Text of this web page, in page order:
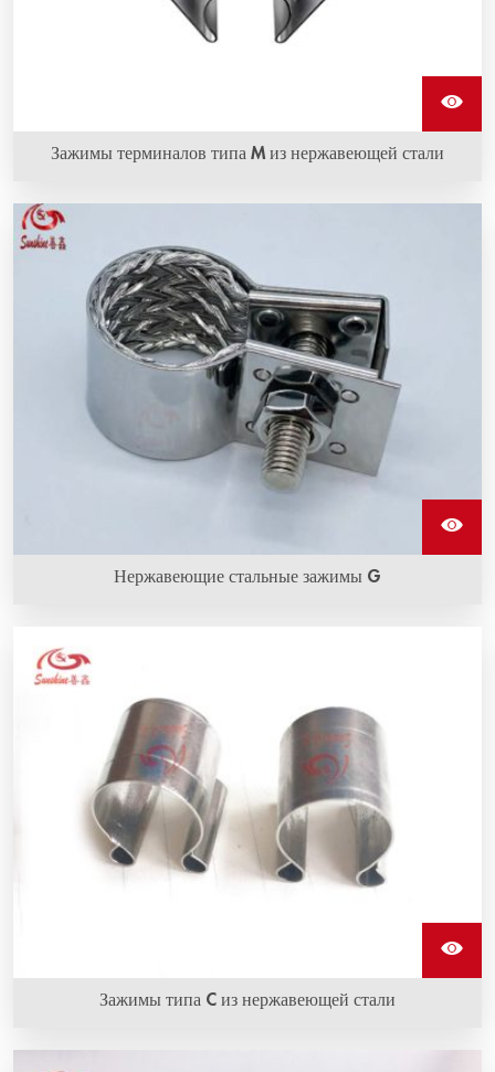
Зажимы терминалов типа M из нержавеющей стали
Зажимы терминалов типа M из нержавеющей стали -
это вид крепления для нагревательных элементов из
карбида кремния и изготовлены из
высококачественной нержавеющей стали.
Нержавеющие стальные зажимы G
нержавеющей стали, с его помощью оплетка провода
крепится к нагревательным элементам из карбида
Зажимы типа C из нержавеющей стали
Зажимы типа C из нержавеющей стали используются